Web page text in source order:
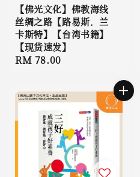
【佛光文化】佛教海线
丝绸之路【路易斯．兰
卡斯特】【台湾书籍】
【现货速发】
Regular
RM 78.00